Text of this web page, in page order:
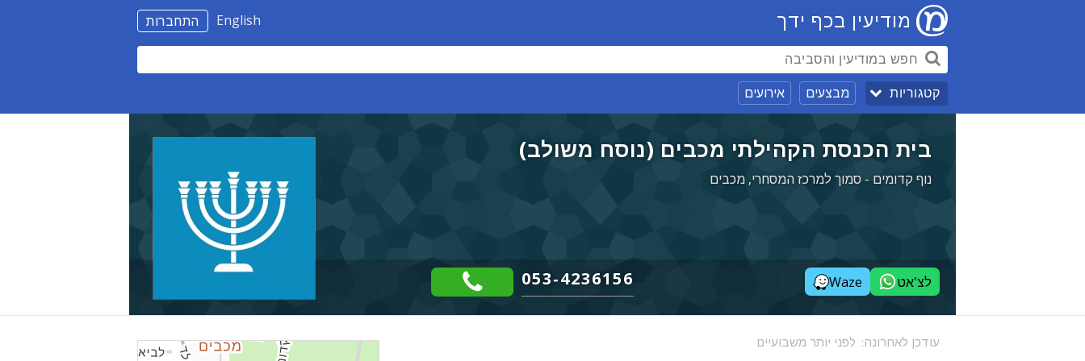
התחברות English מודיעין בכף ידך
קטגוריות מבצעים אירועים
בית הכנסת הקהילתי מכבים (נוסח משולב)
נוף קדומים - סמוך למרכז המסחרי, מכבים
לצ'אט Waze
053-4236156
עודכן לאחרונה: לפני יותר משבועיים